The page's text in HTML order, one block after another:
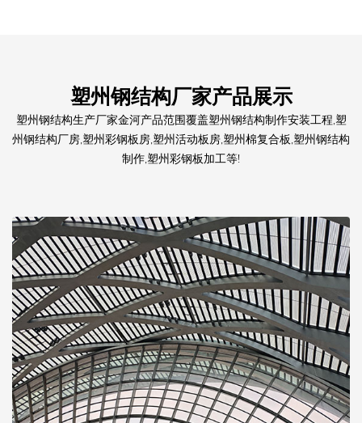
塑州钢结构厂家产品展示
塑州钢结构生产厂家金河产品范围覆盖塑州钢结构制作安装工程,塑
州钢结构厂房,塑州彩钢板房,塑州活动板房,塑州棉复合板,塑州钢结构
制作,塑州彩钢板加工等!